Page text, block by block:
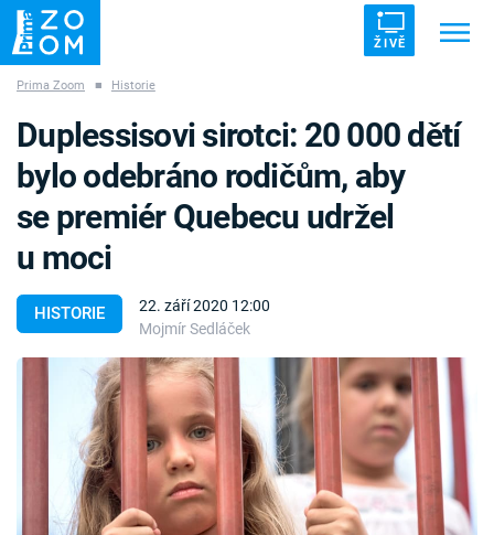
ŽIVĚ
ZÁHADY VETŘELCI DÁVNOVĚKU
Témata
Témata
Pořady
TV Program
Časopis
Prima Zoom ■ Historie
HISTORIE
22. září 2020 12:00
Mojmír Sedláček
Duplessisovi sirotci: 20 000 dětí
bylo odebráno rodičům, aby
se premiér Quebecu udržel
u moci